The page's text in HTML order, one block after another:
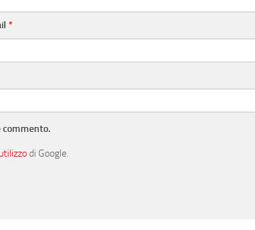
*
commento.
di Google.